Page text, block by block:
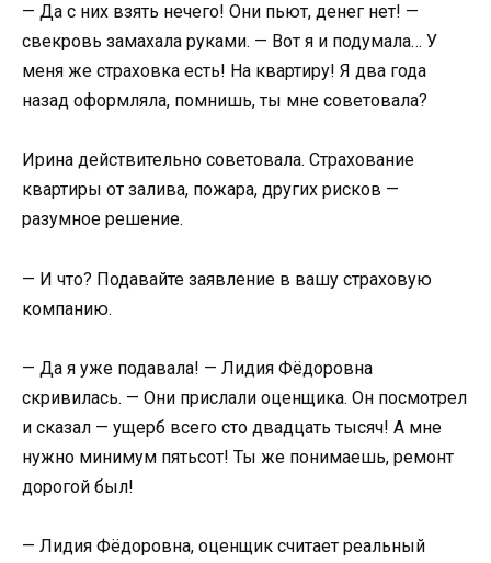
— Да с них взять нечего! Они пьют, денег нет! —
свекровь замахала руками. — Вот я и подумала… У
меня же страховка есть! На квартиру! Я два года
назад оформляла, помнишь, ты мне советовала?
Ирина действительно советовала. Страхование
квартиры от залива, пожара, других рисков —
разумное решение.
— И что? Подавайте заявление в вашу страховую
компанию.
— Да я уже подавала! — Лидия Фёдоровна
скривилась. — Они прислали оценщика. Он посмотрел
и сказал — ущерб всего сто двадцать тысяч! А мне
нужно минимум пятьсот! Ты же понимаешь, ремонт
дорогой был!
— Лидия Фёдоровна, оценщик считает реальный